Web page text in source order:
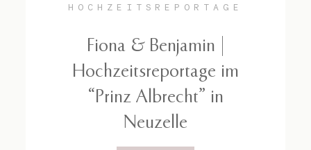
HOCHZEITSREPORTAGE
Fiona & Benjamin |
Hochzeitsreportage im
“Prinz Albrecht” in
Neuzelle